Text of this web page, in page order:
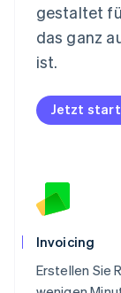
gestaltet
das ganz
ist.
Jetzt
Invoicing
Erstellen Sie
Norwegen
English
Polen
English
Portugal
English
Schweden
Svenska
Schweiz
Deutsch
Singapur
English简体